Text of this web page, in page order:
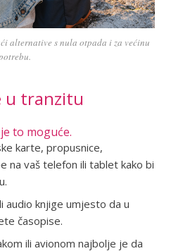
alternative s nula otpada i za većinu
u tranzitu
to moguće.
karte, propusnice,
na vaš telefon ili tablet kako bi
audio knjige umjesto da u
časopise.
ili avionom najbolje je da